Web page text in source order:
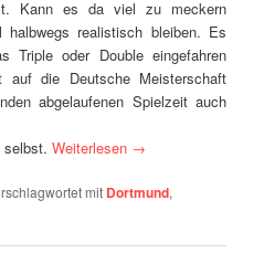
Kann es da viel zu meckern
realistisch bleiben. Es
oder Double eingefahren
auf die Deutsche Meisterschaft
abgelaufenen Spielzeit auch
selbst.Weiterlesen →
mit Dortmund,